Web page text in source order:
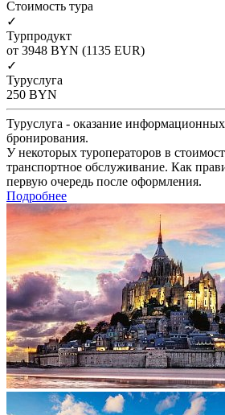
Cтоимость тура
✓
Турпродукт
от 3948 BYN (1135 EUR)
✓
Туруслуга
250 BYN
Туруслуга - оказание
бронирования.
У некоторых туроператоров в
транспортное обслуживание. Как
первую очередь после оформления.
Подробнее